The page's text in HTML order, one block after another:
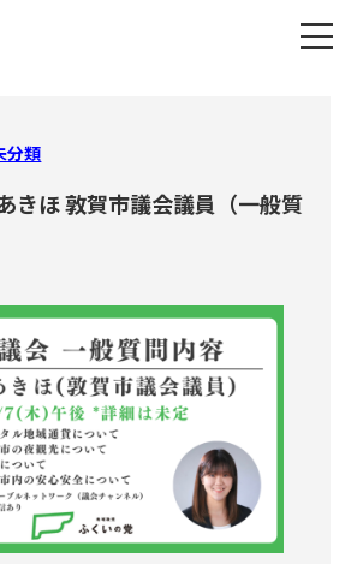
分類
きほ 敦賀市議会議員（一般質